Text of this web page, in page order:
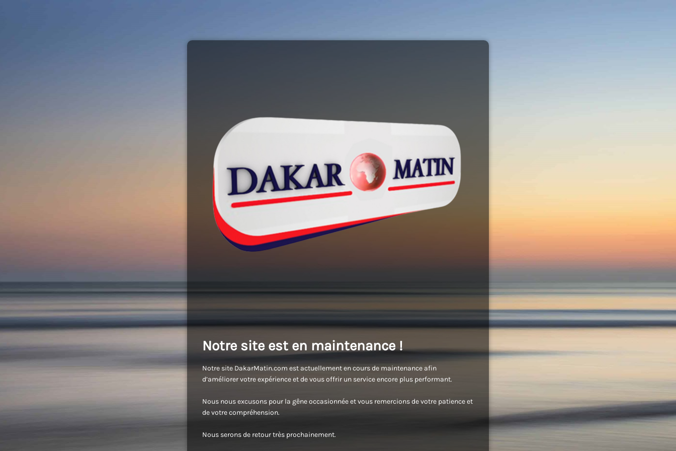
Notre site est en maintenance !
Notre site DakarMatin.com est actuellement en cours de maintenance afin
d’améliorer votre expérience et de vous offrir un service encore plus performant.
Nous nous excusons pour la gêne occasionnée et vous remercions de votre patience et
de votre compréhension.
Nous serons de retour très prochainement.